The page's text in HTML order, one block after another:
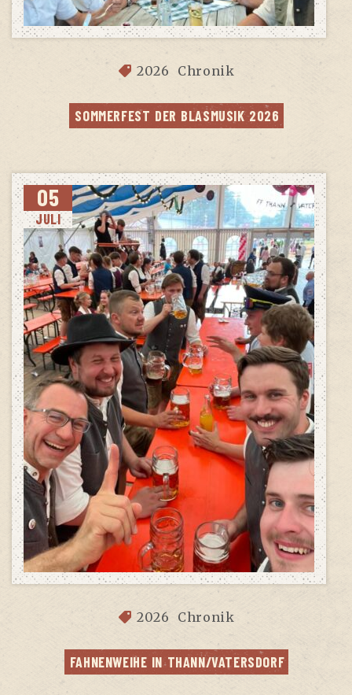
2026 Chronik
SOM­MER­FEST DER BLAS­MU­SIK 2026
05
JULI
2026 Chronik
FAH­NEN­WEI­HE IN THANN/VATERSDORF